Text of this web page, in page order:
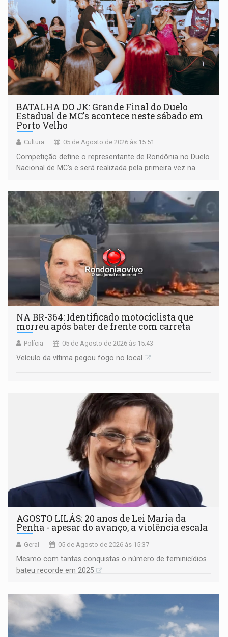
BATALHA DO JK: Grande Final do Duelo
Estadual de MC's acontece neste sábado em
Porto Velho
Cultura 05 de Agosto de 2026 às 15:51
Competição define o representante de Rondônia no Duelo
Nacional de MC's e será realizada pela primeira vez na
NA BR-364: Identificado motociclista que
morreu após bater de frente com carreta
Polícia 05 de Agosto de 2026 às 15:43
Veículo da vítima pegou fogo no local
AGOSTO LILÁS: 20 anos de Lei Maria da
Penha - apesar do avanço, a violência escala
Geral 05 de Agosto de 2026 às 15:37
Mesmo com tantas conquistas o número de feminicídios
bateu recorde em 2025